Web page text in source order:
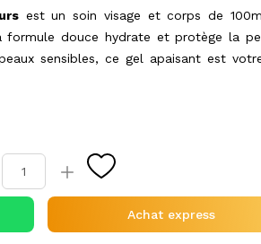
est un soin visage et corps de
formule douce hydrate et protège la
sensibles, ce gel apaisant est
Achat express